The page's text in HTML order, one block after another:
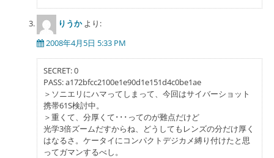
りうか より:
2008年4月5日 5:33 PM
SECRET: 0
PASS: a172bfcc2100e1e90d1e151d4c0be1ae
＞ソニエリにハマってしまって、今回はサイバーショット
携帯61S検討中。
＞重くて、分厚くて･･･ってのが難点だけど
光学3倍ズームだすからね、どうしてもレンズの分だけ厚く
はなるさ。ケータイにコンパクトデジカメ縛り付けたと思
ってガマンするべし。